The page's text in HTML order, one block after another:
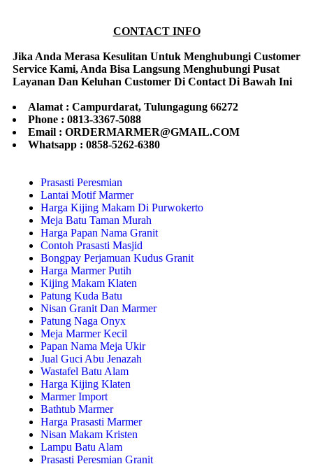
CONTACT INFO
Jika Anda Merasa Kesulitan Untuk Menghubungi Customer
Service Kami, Anda Bisa Langsung Menghubungi Pusat
Layanan Dan Keluhan Customer Di Contact Di Bawah Ini
Alamat : Campurdarat, Tulungagung 66272
Phone : 0813-3367-5088
Email : ORDERMARMER@GMAIL.COM
Whatsapp : 0858-5262-6380
Prasasti Peresmian
Lantai Motif Marmer
Harga Kijing Makam Di Purwokerto
Meja Batu Taman Murah
Harga Papan Nama Granit
Contoh Prasasti Masjid
Bongpay Perjamuan Kudus Granit
Harga Marmer Putih
Kijing Makam Klaten
Patung Kuda Batu
Nisan Granit Dan Marmer
Patung Naga Onyx
Meja Marmer Kecil
Papan Nama Meja Ukir
Jual Guci Abu Jenazah
Wastafel Batu Alam
Harga Kijing Klaten
Marmer Import
Bathtub Marmer
Harga Prasasti Marmer
Nisan Makam Kristen
Lampu Batu Alam
Prasasti Peresmian Granit